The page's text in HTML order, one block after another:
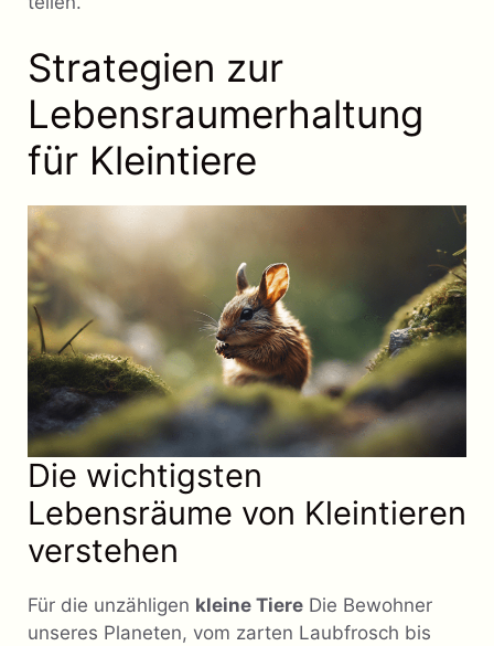
Strategien zur
Lebensraumerhaltung
für Kleintiere
Die wichtigsten
Lebensräume von Kleintieren
verstehen
Für die unzähligen kleine Tiere Die Bewohner
unseres Planeten, vom zarten Laubfrosch bis